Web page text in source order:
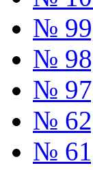
№
№
№
№
№